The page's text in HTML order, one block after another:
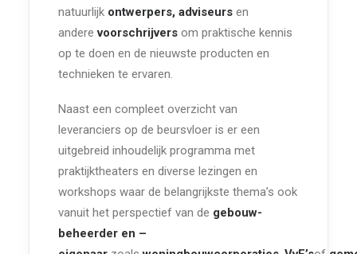
natuurlijk ontwerpers, adviseurs en
anderevoorschrijvers om praktische kennis
op te doen en de nieuwste producten en
technieken te ervaren.
Naast een compleet overzicht van
leveranciers op de beursvloer is er een
uitgebreid inhoudelijk programma met
praktijktheaters en diverse lezingen en
workshops waar de belangrijkste thema’s ook
vanuit het perspectief van de gebouw-
beheerder en –